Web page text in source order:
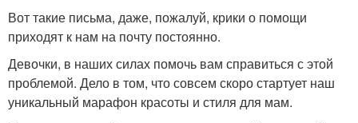
Вот такие письма, даже, пожалуй, крики о помощи
приходят к нам на почту постоянно.
Девочки, в наших силах помочь вам справиться с этой
проблемой. Дело в том, что совсем скоро стартует наш
уникальный марафон красоты и стиля для мам.